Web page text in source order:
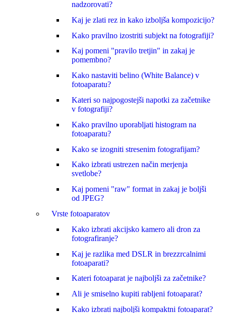
nadzorovati?
Kaj je zlati rez in kako izboljša kompozicijo?
Kako pravilno izostriti subjekt na fotografiji?
Kaj pomeni "pravilo tretjin" in zakaj je
pomembno?
Kako nastaviti belino (White Balance) v
fotoaparatu?
Kateri so najpogostejši napotki za začetnike
v fotografiji?
Kako pravilno uporabljati histogram na
fotoaparatu?
Kako se izogniti stresenim fotografijam?
Kako izbrati ustrezen način merjenja
svetlobe?
Kaj pomeni "raw" format in zakaj je boljši
od JPEG?
Vrste fotoaparatov
Kako izbrati akcijsko kamero ali dron za
fotografiranje?
Kaj je razlika med DSLR in brezzrcalnimi
fotoaparati?
Kateri fotoaparat je najboljši za začetnike?
Ali je smiselno kupiti rabljeni fotoaparat?
Kako izbrati najboljši kompaktni fotoaparat?